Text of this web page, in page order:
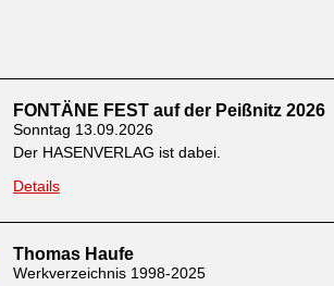
FONTÄNE FEST auf der Peißnitz 2026
Sonntag 13.09.2026
Der HASENVERLAG ist dabei.
Details
Thomas Haufe
Werkverzeichnis 1998-2025